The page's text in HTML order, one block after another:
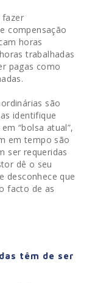
fazer
compensação
horas
trabalhadas
pagas como
são
identifique
“bolsa atual”,
em tempo são
ser requeridas
dê o seu
desconhece que
facto de as
têm de ser